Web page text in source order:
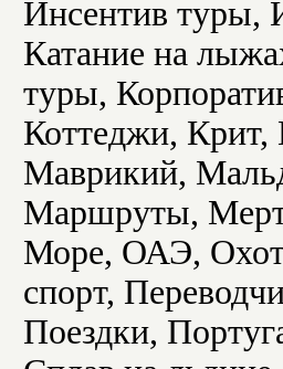
Инсентив туры,
Катание на
туры,
Коттеджи,
Маврикий,
Маршруты,
Море, ОАЭ,
спорт,
Поездки,